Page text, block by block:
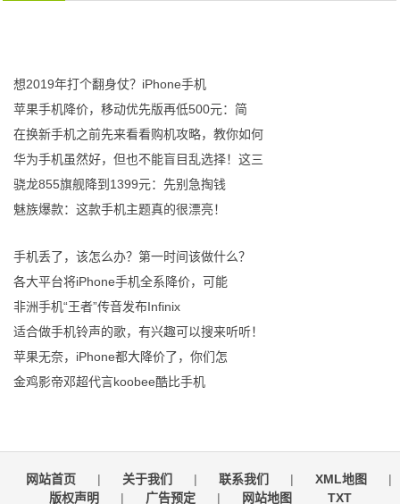
想2019年打个翻身仗？iPhone手机
苹果手机降价，移动优先版再低500元：简
在换新手机之前先来看看购机攻略，教你如何
华为手机虽然好，但也不能盲目乱选择！这三
骁龙855旗舰降到1399元：先别急掏钱
魅族爆款：这款手机主题真的很漂亮！
手机丢了，该怎么办？第一时间该做什么？
各大平台将iPhone手机全系降价，可能
非洲手机“王者”传音发布Infinix
适合做手机铃声的歌，有兴趣可以搜来听听！
苹果无奈，iPhone都大降价了，你们怎
金鸡影帝邓超代言koobee酷比手机
网站首页 | 关于我们 | 联系我们 | XML地图
|
版权声明
| 广告预定 | 网站地图 TXT